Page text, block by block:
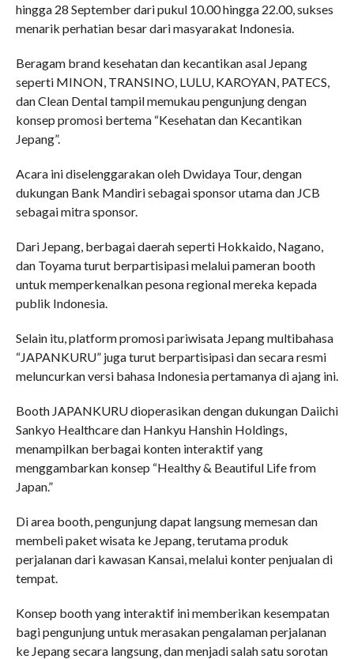
hingga 28 September dari pukul 10.00 hingga 22.00, sukses
menarik perhatian besar dari masyarakat Indonesia.
Beragam brand kesehatan dan kecantikan asal Jepang
seperti MINON, TRANSINO, LULU, KAROYAN, PATECS,
dan Clean Dental tampil memukau pengunjung dengan
konsep promosi bertema “Kesehatan dan Kecantikan
Jepang”.
Acara ini diselenggarakan oleh Dwidaya Tour, dengan
dukungan Bank Mandiri sebagai sponsor utama dan JCB
sebagai mitra sponsor.
Dari Jepang, berbagai daerah seperti Hokkaido, Nagano,
dan Toyama turut berpartisipasi melalui pameran booth
untuk memperkenalkan pesona regional mereka kepada
publik Indonesia.
Selain itu, platform promosi pariwisata Jepang multibahasa
“JAPANKURU” juga turut berpartisipasi dan secara resmi
meluncurkan versi bahasa Indonesia pertamanya di ajang ini.
Booth JAPANKURU dioperasikan dengan dukungan Daiichi
Sankyo Healthcare dan Hankyu Hanshin Holdings,
menampilkan berbagai konten interaktif yang
menggambarkan konsep “Healthy & Beautiful Life from
Japan.”
Di area booth, pengunjung dapat langsung memesan dan
membeli paket wisata ke Jepang, terutama produk
perjalanan dari kawasan Kansai, melalui konter penjualan di
tempat.
Konsep booth yang interaktif ini memberikan kesempatan
bagi pengunjung untuk merasakan pengalaman perjalanan
ke Jepang secara langsung, dan menjadi salah satu sorotan